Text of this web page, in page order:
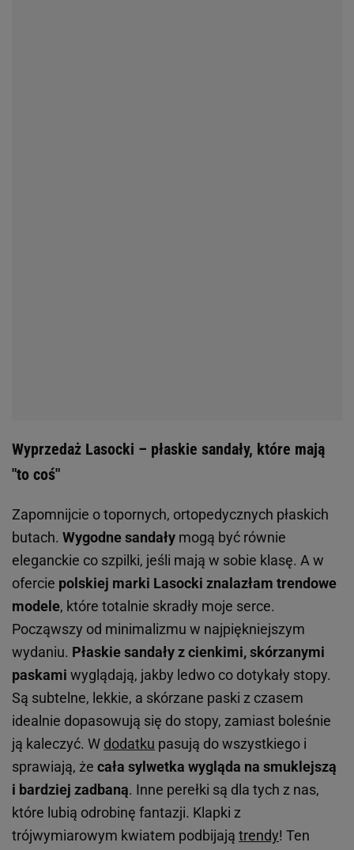
Wyprzedaż Lasocki – płaskie sandały, które mają
"to coś"
Zapomnijcie o topornych, ortopedycznych płaskich
butach. Wygodne sandały mogą być równie
eleganckie co szpilki, jeśli mają w sobie klasę. A w
ofercie polskiej marki Lasocki znalazłam trendowe
modele, które totalnie skradły moje serce.
Począwszy od minimalizmu w najpiękniejszym
wydaniu. Płaskie sandały z cienkimi, skórzanymi
paskami wyglądają, jakby ledwo co dotykały stopy.
Są subtelne, lekkie, a skórzane paski z czasem
idealnie dopasowują się do stopy, zamiast boleśnie
ją kaleczyć. W dodatku pasują do wszystkiego i
sprawiają, że cała sylwetka wygląda na smuklejszą
i bardziej zadbaną. Inne perełki są dla tych z nas,
które lubią odrobinę fantazji. Klapki z
trójwymiarowym kwiatem podbijają trendy! Ten